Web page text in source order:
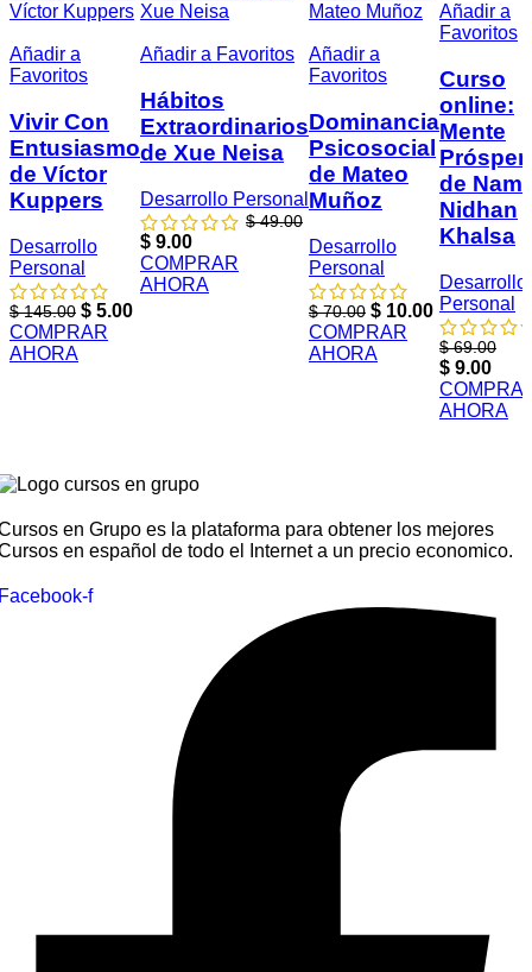
Añadir a
Favoritos
Vivir Con
Entusiasmo
de Víctor
Kuppers
Desarrollo
Personal
$145.00 El
precio
$ 5.00El
COMPRAR
AHORA
Añadir a Favoritos
Hábitos
Extraordinarios
de Xue Neisa
Desarrollo Personal
$49.00
El
precio
original
$ 9.00El
precio
actual
COMPRAR
AHORA
Añadir a
Favoritos
Dominancia
Psicosocial
de Mateo
Muñoz
Desarrollo
Personal
$70.00 El
precio
original
$ 10.00El
precio
actual
es:
$ 10.00.
COMPRAR
AHORA
Añadir a
Favoritos
Curso
online:
Mente
de Nam
Nidhan
Khalsa
Desarrollo
Personal
$69.00
El
precio
original
$ 9.00El
AHORA
en Grupo es la plataforma para obtener los mejores
en español de todo el Internet a un precio economico.
f